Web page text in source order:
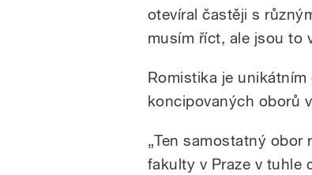
otevíral častěji s
musím říct, ale jsou to
Romistika je
koncipovaných oborů
„Ten samostatný
fakulty v Praze v tuhle